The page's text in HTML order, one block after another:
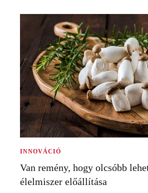
INNOVÁCIÓ
Van remény, hogy olcsóbb
élelmiszer előállítása